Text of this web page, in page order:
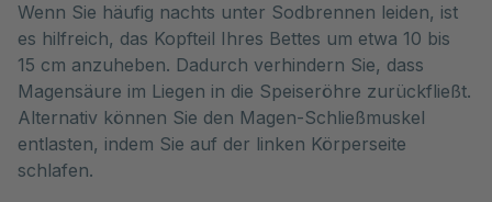
Wenn Sie häufig nachts unter Sodbrennen leiden, ist
es hilfreich, das Kopfteil Ihres Bettes um etwa 10 bis
15 cm anzuheben. Dadurch verhindern Sie, dass
Magensäure im Liegen in die Speiseröhre zurückfließt.
Alternativ können Sie den Magen-Schließmuskel
entlasten, indem Sie auf der linken Körperseite
schlafen.